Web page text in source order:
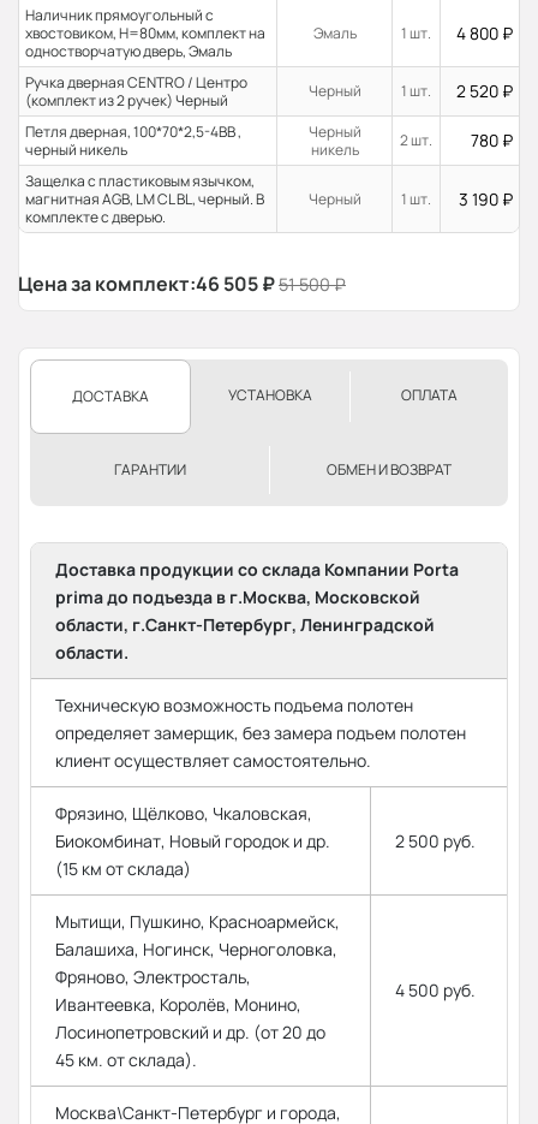
Наличник прямоугольный с
хвостовиком, H=80мм, комплект на
одностворчатую дверь, Эмаль
Эмаль 1 шт. 4 800 ₽
Ручка дверная CENTRO / Центро
(комплект из 2 ручек) Черный
Черный 1 шт. 2 520 ₽
Петля дверная, 100*70*2,5-4ВВ ,
черный никель
Черный
никель
2 шт. 780 ₽
Защелка с пластиковым язычком,
магнитная AGB, LM CL BL, черный. В
комплекте с дверью.
Черный 1 шт. 3 190 ₽
Цена за комплект:46 505₽51 500₽
ДОСТАВКА УСТАНОВКА ОПЛАТА
ГАРАНТИИ ОБМЕН И ВОЗВРАТ
Доставка продукции со склада Компании Porta
prima до подъезда в г.Москва, Московской
области, г.Санкт-Петербург, Ленинградской
области.
Техническую возможность подъема полотен
определяет замерщик, без замера подъем полотен
клиент осуществляет самостоятельно.
Фрязино, Щёлково, Чкаловская,
Биокомбинат, Новый городок и др.
(15 км от склада)
2 500 руб.
Мытищи, Пушкино, Красноармейск,
Балашиха, Ногинск, Черноголовка,
Фряново, Электросталь,
Ивантеевка, Королёв, Монино,
Лосинопетровский и др. (от 20 до
45 км. от склада).
4 500 руб.
Москва\Санкт-Петербург и города,